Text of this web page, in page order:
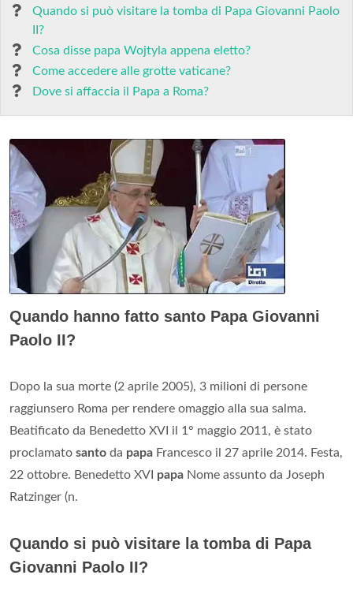
Quando si può visitare la tomba di Papa Giovanni Paolo
II?
Cosa disse papa Wojtyla appena eletto?
Come accedere alle grotte vaticane?
Dove si affaccia il Papa a Roma?
Quando hanno fatto santo Papa Giovanni
Paolo II?
Dopo la sua morte (2 aprile 2005), 3 milioni di persone
raggiunsero Roma per rendere omaggio alla sua salma.
Beatificato da Benedetto XVI il 1° maggio 2011, è stato
proclamato santo da papa Francesco il 27 aprile 2014. Festa,
22 ottobre. Benedetto XVI papa Nome assunto da Joseph
Ratzinger (n.
Quando si può visitare la tomba di Papa
Giovanni Paolo II?